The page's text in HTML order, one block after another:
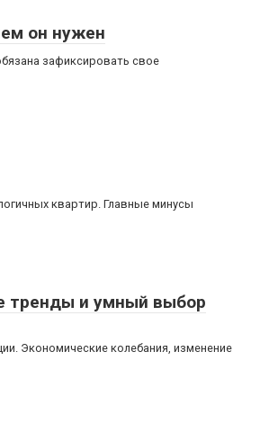
он нужен
зафиксировать свое
квартир. Главные минусы
тренды и умный выбор
Экономические колебания, изменение